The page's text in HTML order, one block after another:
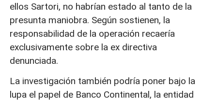
ellos Sartori, no habrían estado al tanto de la
presunta maniobra. Según sostienen, la
responsabilidad de la operación recaería
exclusivamente sobre la ex directiva
denunciada.
La investigación también podría poner bajo la
lupa el papel de Banco Continental, la entidad